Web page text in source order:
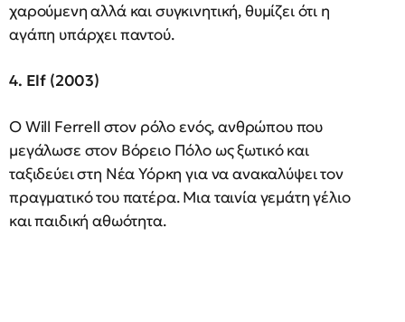
χαρούμενη αλλά και συγκινητική, θυμίζει ότι η
αγάπη υπάρχει παντού.
4. Elf (2003)
Ο Will Ferrell στον ρόλο ενός, ανθρώπου που
μεγάλωσε στον Βόρειο Πόλο ως ξωτικό και
ταξιδεύει στη Νέα Υόρκη για να ανακαλύψει τον
πραγματικό του πατέρα. Μια ταινία γεμάτη γέλιο
και παιδική αθωότητα.